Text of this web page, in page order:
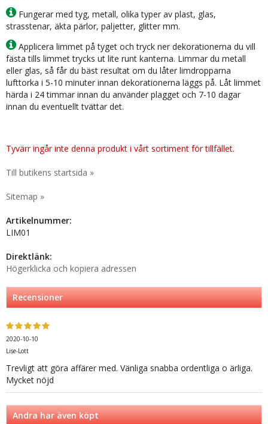
Fungerar med tyg, metall, olika typer av plast, glas,
strasstenar, äkta pärlor, paljetter, glitter mm.
Applicera limmet på tyget och tryck ner dekorationerna du vill
fästa tills limmet trycks ut lite runt kanterna. Limmar du metall
eller glas, så får du bäst resultat om du låter limdropparna
lufttorka i 5-10 minuter innan dekorationerna läggs på. Låt limmet
härda i 24 timmar innan du använder plagget och 7-10 dagar
innan du eventuellt tvättar det.
Tyvärr ingår inte denna produkt i vårt sortiment för tillfället.
Till butikens startsida »
Sitemap »
Artikelnummer:
LIM01
Direktlänk:
Högerklicka och kopiera adressen
Recensioner
2020-10-10
Lise-Lott
Trevligt att göra affärer med. Vänliga snabba ordentliga o ärliga.
Mycket nöjd
Andra har även köpt